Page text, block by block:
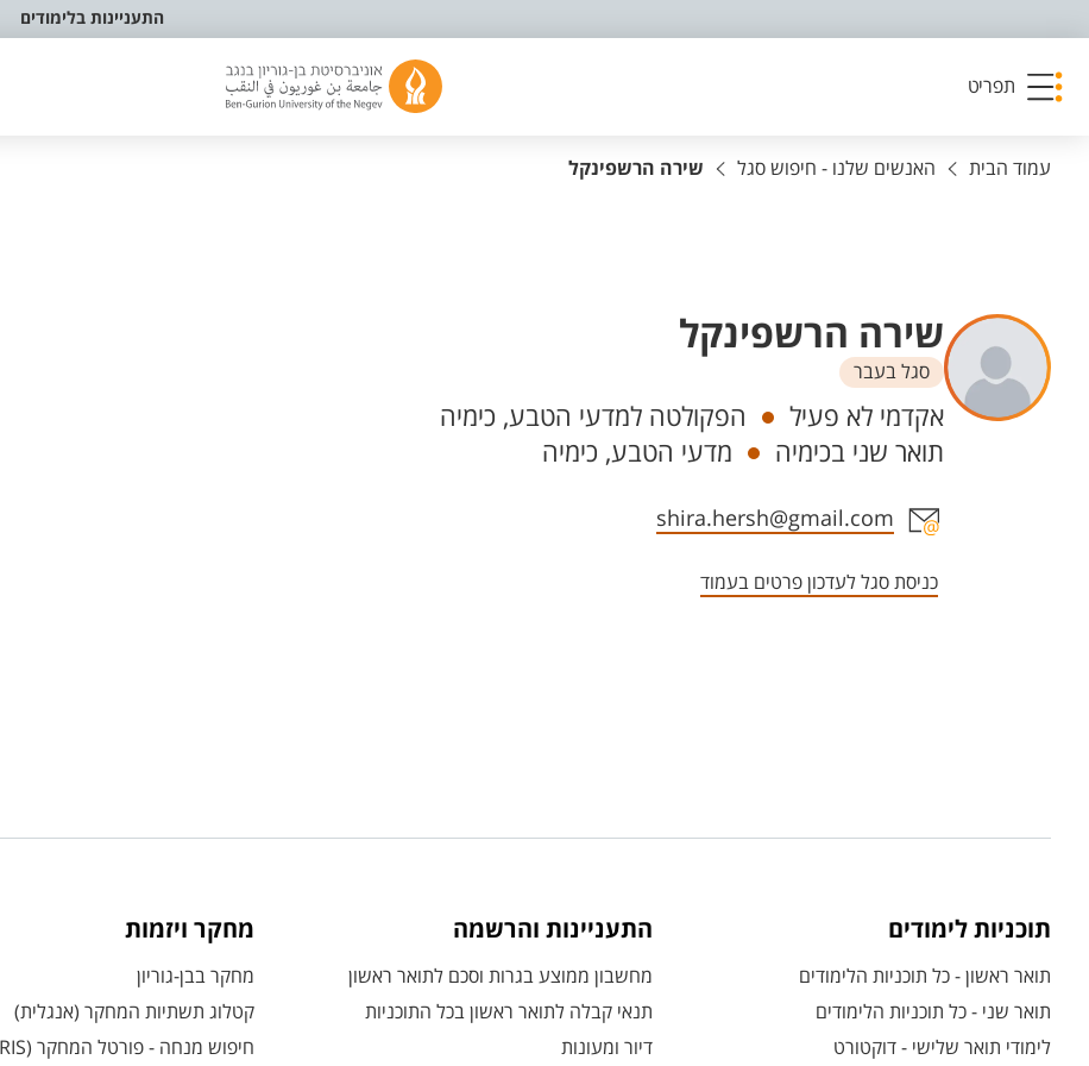
התעניינות בלימודים
תפריט
עמוד הבית האנשים שלנו - חיפוש סגל שירה הרשפינקל
שירה הרשפינקל
סגל בעבר
יחידות
אקדמי לא פעיל
הפקולטה למדעי הטבע, כימיה
תואר שני בכימיה
מדעי הטבע, כימיה
אזור צור קשר עם איש הסגל
shira.hersh@gmail.com
כניסת סגל לעדכון פרטים בעמוד
תוכניות לימודים
תואר ראשון - כל תוכניות הלימודים
תואר שני - כל תוכניות הלימודים
לימודי תואר שלישי - דוקטורט
התעניינות והרשמה
מחשבון ממוצע בגרות וסכם לתואר ראשון
תנאי קבלה לתואר ראשון בכל התוכניות
דיור ומעונות
מחקר ויזמות
מחקר בבן-גוריון
קטלוג תשתיות המחקר (אנגלית)
חיפוש מנחה - פורטל המחקר (CRIS)